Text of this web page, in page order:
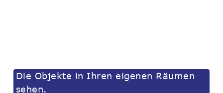
Die Objekte in Ihren eigenen Räumen
sehen.